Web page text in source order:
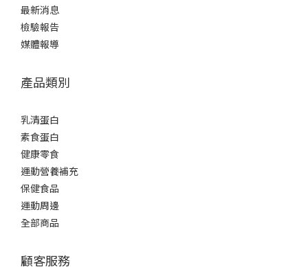
最新消息
檢驗報告
媒體報導
產品類別
乳清蛋白
素食蛋白
健康零食
運動營養補充
保健食品
運動周邊
全部商品
顧客服務